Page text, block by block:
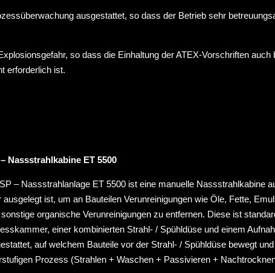
ausgestattet, so dass der Betrieb sehr
so dass die Einhaltung der ATEX-Vorschriften auch
erforderlich ist.
Nassstrahlkabine ET 5500
– Nassstrahlanlage ET 5500 ist eine manuelle Nassstrahlkabine
ausgelegt ist, um an Bauteilen Verunreinigungen wie Öle, Fette,
organische Verunreinigungen zu entfernen. Diese ist
einer kombinierten Strahl- / Spühldüse und einem
auf welchem Bauteile vor der Strahl- / Spühldüse bewegt
Prozess (Strahlen + Waschen + Passivieren +